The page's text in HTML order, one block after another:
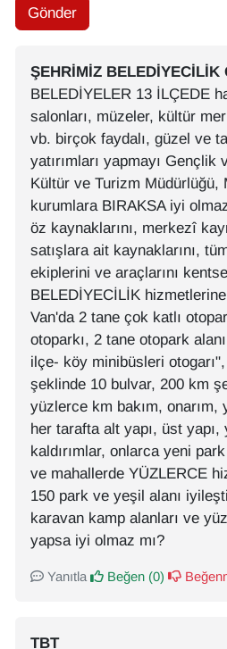
Gönder
ŞEHRIMIZ BELEDIYECILIK
BELEDİYELER 13 İLÇEDE
salonları, müzeler, kültür
vb. birçok faydalı, güzel ve
yatırımları yapmayı Gençlik
Kültür ve Turizm Müdürlüğü,
kurumlara BIRAKSA iyi
öz kaynaklarını, merkezî
satışlara ait kaynaklarını,
ekiplerini ve araçlarını
BELEDİYECİLİK
Van'da 2 tane çok katlı
otoparkı, 2 tane otopark
ilçe- köy minibüsleri
şeklinde 10 bulvar, 200 km
yüzlerce km bakım, onarım,
her tarafta alt yapı, üst
kaldırımlar, onlarca yeni
ve mahallerde YÜZLERCE
150 park ve yeşil alanı
karavan kamp alanları ve
yapsa iyi olmaz mı?
Yanıtla Beğen (0)
TBT